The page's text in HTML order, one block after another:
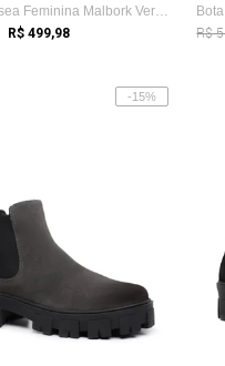
Bota Chelsea Feminina Malbork Verde com ...
R$ 499,98 R$
-15%